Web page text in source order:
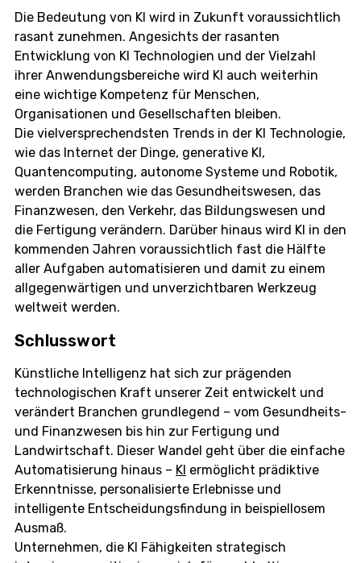
Die Bedeutung von KI wird in Zukunft voraussichtlich
rasant zunehmen. Angesichts der rasanten
Entwicklung von KI Technologien und der Vielzahl
ihrer Anwendungsbereiche wird KI auch weiterhin
eine wichtige Kompetenz für Menschen,
Organisationen und Gesellschaften bleiben.
Die vielversprechendsten Trends in der KI Technologie,
wie das Internet der Dinge, generative KI,
Quantencomputing, autonome Systeme und Robotik,
werden Branchen wie das Gesundheitswesen, das
Finanzwesen, den Verkehr, das Bildungswesen und
die Fertigung verändern. Darüber hinaus wird KI in den
kommenden Jahren voraussichtlich fast die Hälfte
aller Aufgaben automatisieren und damit zu einem
allgegenwärtigen und unverzichtbaren Werkzeug
weltweit werden.
Schlusswort
Künstliche Intelligenz hat sich zur prägenden
technologischen Kraft unserer Zeit entwickelt und
verändert Branchen grundlegend – vom Gesundheits-
und Finanzwesen bis hin zur Fertigung und
Landwirtschaft. Dieser Wandel geht über die einfache
Automatisierung hinaus – KI ermöglicht prädiktive
Erkenntnisse, personalisierte Erlebnisse und
intelligente Entscheidungsfindung in beispiellosem
Ausmaß.
Unternehmen, die KI Fähigkeiten strategisch